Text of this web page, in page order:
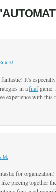
A.M.
It’s
in afnafgame.
experience with
for
piecing together